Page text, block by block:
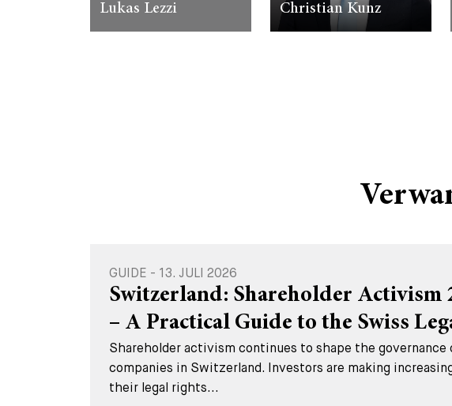
Lukas Lezzi Christian Kunz
GUIDE - 13. JULI 2026
Switzerland: Shareholder Activism
– A Practical Guide to the Swiss
Shareholder activism continues to shape the governance
companies in Switzerland. Investors are making
their legal rights...